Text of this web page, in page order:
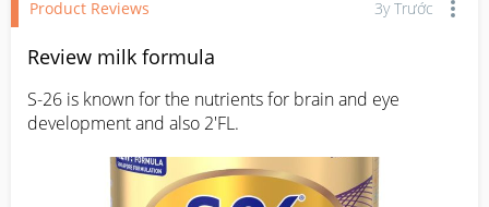
Product Reviews 3y Trước
Review milk formula
S-26 is known for the nutrients for brain and eye
development and also 2'FL.